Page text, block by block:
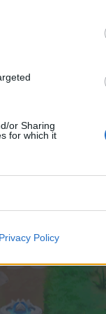
or Sharing
for which it
Privacy Policy
продукти
в началото ще